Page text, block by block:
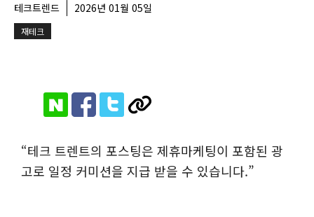
테크트렌드 2026년 01월 05일
재테크
“테크 트렌트의 포스팅은 제휴마케팅이 포함된 광
고로 일정 커미션을 지급 받을 수 있습니다.”